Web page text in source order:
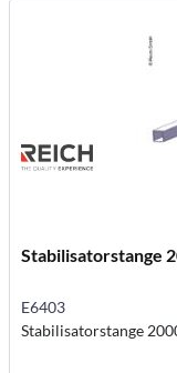
Stabilisatorstange
E6403
Stabilisatorstange